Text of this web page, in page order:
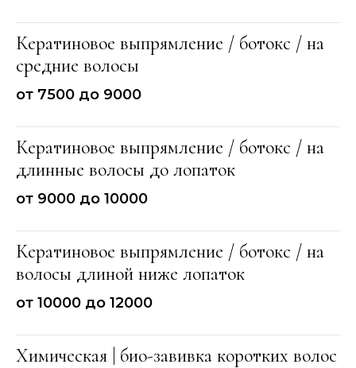
Кератиновое выпрямление / ботокс / на
средние волосы
от 7500 до 9000
Кератиновое выпрямление / ботокс / на
длинные волосы до лопаток
от 9000 до 10000
Кератиновое выпрямление / ботокс / на
волосы длиной ниже лопаток
от 10000 до 12000
Химическая | био-завивка коротких волос